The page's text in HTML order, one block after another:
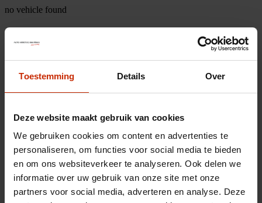
Toestemming Details Over
Deze website maakt gebruik van cookies
We gebruiken cookies om content en advertenties te
personaliseren, om functies voor social media te bieden
en om ons websiteverkeer te analyseren. Ook delen we
informatie over uw gebruik van onze site met onze
partners voor social media, adverteren en analyse. Deze
no vehicle found